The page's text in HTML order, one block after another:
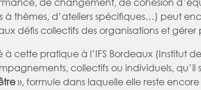
à thèmes, d’ateliers spéciﬁques…) peut
déﬁs collectifs des organisations et
à cette pratique à l’IFS Bordeaux (Institut
collectifs ou individuels, qu’il
», formule dans laquelle elle reste